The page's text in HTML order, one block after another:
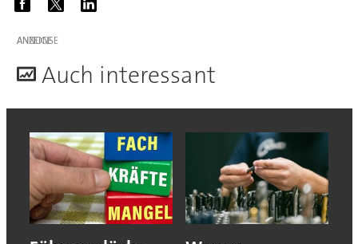
ANZEIGE
Auch interessant